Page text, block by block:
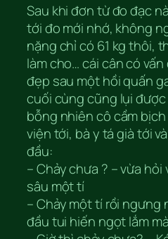
Sau khi đơn từ đo đạc
tới đo mới nhớ, không
nặng chỉ có 61 kg thôi,
làm cho… cái cân có
đẹp sau một hồi quấn
cuối cùng cũng lụi được
bỗng nhiên cô cầm
viện tới, bà y tá già tới
đầu:
– Chảy chưa ? – vừa hỏi
sâu một tí
– Chảy một tí rồi ngưng
đầu tui hiến ngọt lắm